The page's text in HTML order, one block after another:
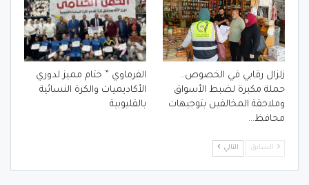
زلزال رقابي في الخصوص..
حملة مكبرة لضبط الأسواق
وملاحقة المخالفين بتوجيهات
محافظ…
الفرماوي ” ختام مميز لدوري
الأكاديميات والكرة النسائية
بالقليوبية
السابق التالي